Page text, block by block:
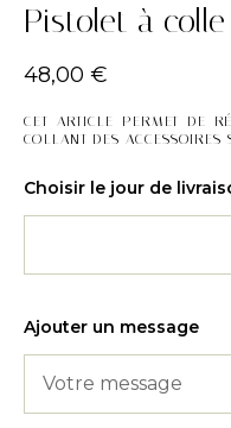
Pistolet à colle
48,00 €
CET ARTICLE PERMET DE
COLLANT DES ACCESSOIRES
Choisir le jour de
Ajouter un message